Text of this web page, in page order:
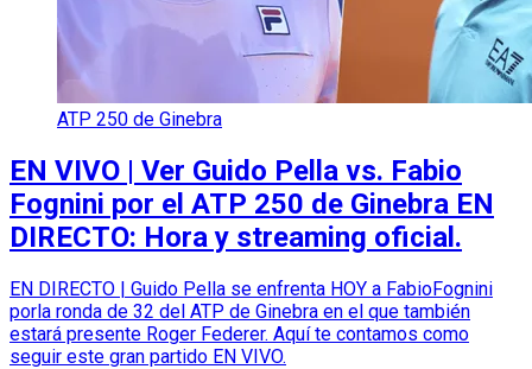
ATP 250 de Ginebra
EN VIVO | Ver Guido Pella vs. Fabio
Fognini por el ATP 250 de Ginebra EN
DIRECTO: Hora y streaming oficial.
EN DIRECTO | Guido Pella se enfrenta HOY a FabioFognini
porla ronda de 32 del ATP de Ginebra en el que también
estará presente Roger Federer. Aquí te contamos como
seguir este gran partido EN VIVO.